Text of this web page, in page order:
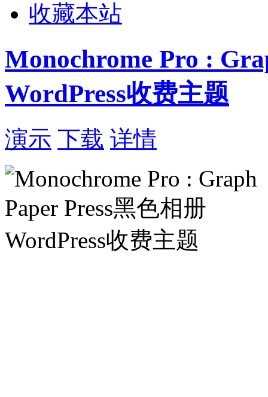
收藏本站
Monochrome Pro :
WordPress收费主题
演示 下载 详情